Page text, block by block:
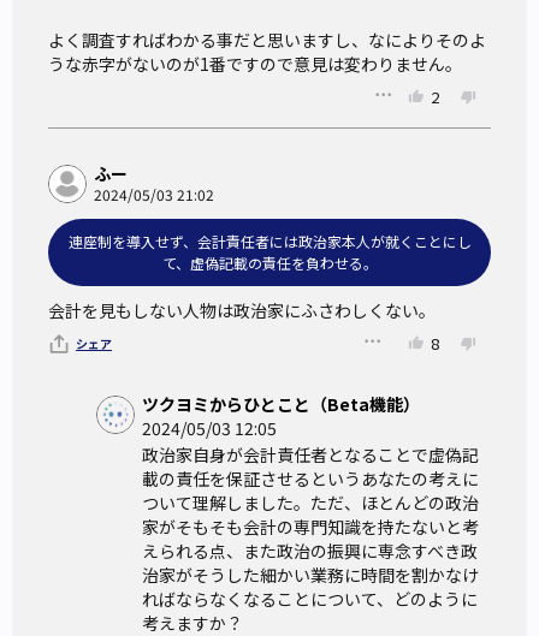
よく調査すればわかる事だと思いますし、なによりそのよ
うな赤字がないのが1番ですので意見は変わりません。
2
ふー
2024/05/03 21:02
連座制を導入せず、会計責任者には政治家本人が就くことにし
て、虚偽記載の責任を負わせる。
会計を見もしない人物は政治家にふさわしくない。
シェア 8
ツクヨミからひとこと（Beta機能）
2024/05/03 12:05
政治家自身が会計責任者となることで虚偽記
載の責任を保証させるというあなたの考えに
ついて理解しました。ただ、ほとんどの政治
家がそもそも会計の専門知識を持たないと考
えられる点、また政治の振興に専念すべき政
治家がそうした細かい業務に時間を割かなけ
ればならなくなることについて、どのように
考えますか？